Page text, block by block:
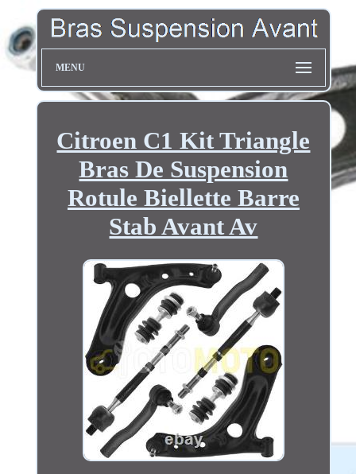
MENU
Citroen C1 Kit Triangle
Bras De Suspension
Rotule Biellette Barre
Stab Avant Av